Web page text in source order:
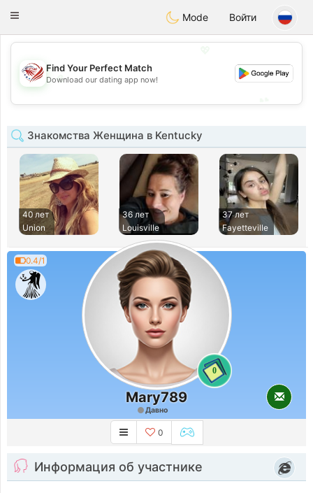
Dating
Toggle
Mode Войти
💖
💕
Find Your Perfect Match
Download our dating app now!
Знакомства Женщина в Kentucky
40 лет
Union
36 лет
Louisville
37 лет
Fayetteville
0.4/1
0
Mary789
Давно
0
Информация об участнике